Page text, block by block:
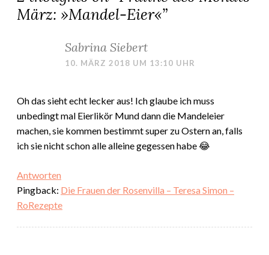
März: »Mandel-Eier«”
Sabrina Siebert
10. MÄRZ 2018 UM 13:10 UHR
Oh das sieht echt lecker aus! Ich glaube ich muss
unbedingt mal Eierlikör Mund dann die Mandeleier
machen, sie kommen bestimmt super zu Ostern an, falls
ich sie nicht schon alle alleine gegessen habe 😂
Antworten
Pingback: Die Frauen der Rosenvilla – Teresa Simon –
RoRezepte